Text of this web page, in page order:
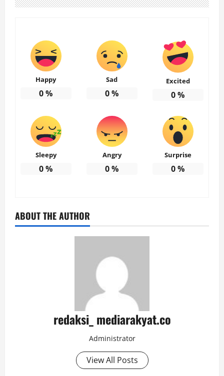
Happy
0%
Sad
0%
Excited
0%
Sleepy
0%
Angry
0%
Surprise
0%
ABOUT THE AUTHOR
redaksi_ mediarakyat.co
Administrator
View All Posts